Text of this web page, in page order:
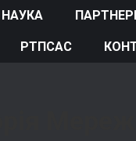
НАУКА
РТПСАС